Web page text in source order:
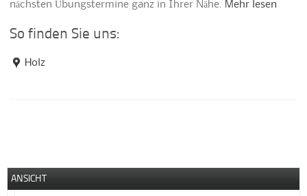
nächsten Übungstermine ganz in Ihrer Nähe. Mehr lesen
So finden Sie uns:
Holz
ANSICHT